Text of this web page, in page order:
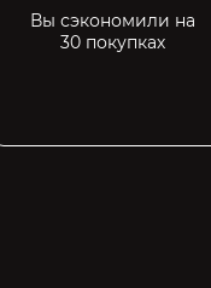
Вы сэкономили на
30 покупках